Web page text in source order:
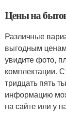
Цены на
Различные
выгодным
увидите фото,
комплектации.
тридцать пять
информацию
на сайте или у